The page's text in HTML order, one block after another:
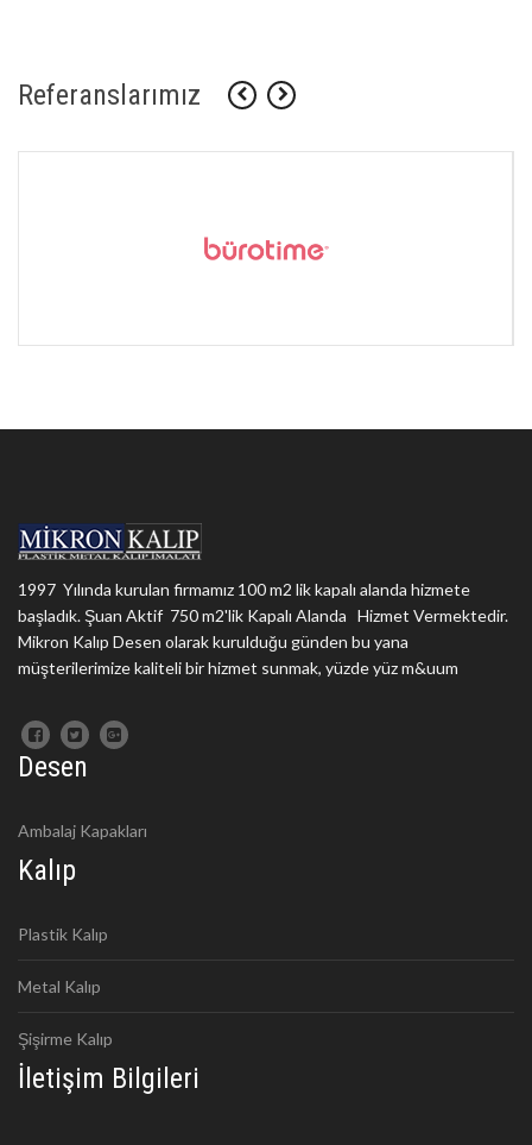
Referanslarımız
1997 Yılında kurulan firmamız 100 m2 lik kapalı alanda hizmete
başladık. Şuan Aktif 750 m2'lik Kapalı Alanda Hizmet Vermektedir.
Mikron Kalıp Desen olarak kurulduğu günden bu yana
müşterilerimize kaliteli bir hizmet sunmak, yüzde yüz m&uum
Desen
Ambalaj Kapakları
Kalıp
Plastik Kalıp
Metal Kalıp
Şişirme Kalıp
İletişim Bilgileri